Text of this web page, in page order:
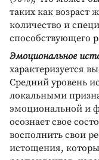
таких как возраст
количество и
способствующего
Эмоциональное
характеризуется
Средний уровень
локальными
эмоциональной и
осознает свое
восполнить свои
истощения,